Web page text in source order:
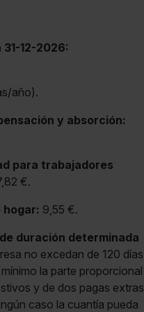
12-2026:
año).
y absorción:
para trabajadores
€.
hogar: 9,55 €.
duración determinada
no excedan de 120 días
la parte proporcional
y de dos pagas extras
caso la cuantía pueda